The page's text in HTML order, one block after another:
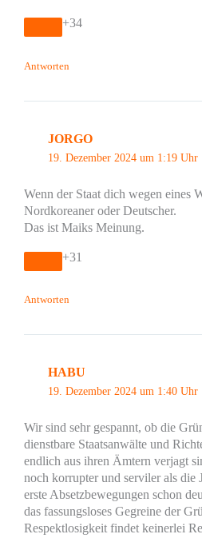
+34
Antworten
JORGO
19. Dezember 2024 um 1:19 Uhr
Wenn der Staat dich wegen eines
Nordkoreaner oder Deutscher.
Das ist Maiks Meinung.
+31
Antworten
HABU
19. Dezember 2024 um 1:40 Uhr
Wir sind sehr gespannt, ob die
dienstbare Staatsanwälte und
endlich aus ihren Ämtern verjagt
noch korrupter und serviler als die
erste Absetzbewegungen schon
das fassungsloses Gegreine der
Respektlosigkeit findet keinerlei